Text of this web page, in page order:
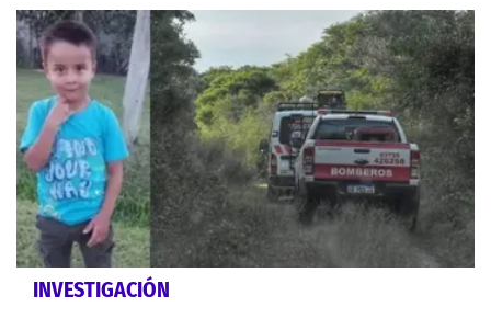
INVESTIGACIÓN